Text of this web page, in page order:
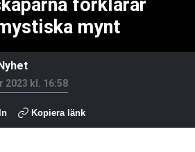
förklarar
mynt
2023 kl. 16:58
Kopiera länk